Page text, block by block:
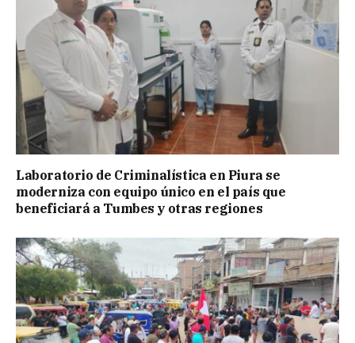
Laboratorio de Criminalística en Piura se
moderniza con equipo único en el país que
beneficiará a Tumbes y otras regiones